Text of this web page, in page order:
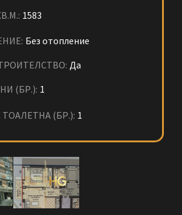
1583
Без отопление
Да
(БР.): 1
ТОАЛЕТНА (БР.): 1